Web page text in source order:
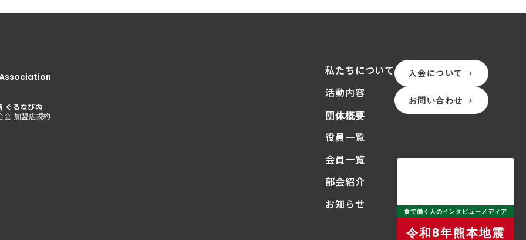
ぐるなび内
会 加盟店規約
私たちについて
活動内容
団体概要
役員一覧
会員一覧
部会紹介
お知らせ
入会について keyboard_arrow_right
お問い合わせ keyboard_arrow_right
食で働く人のインタビューメディア
令和8年熊本地震